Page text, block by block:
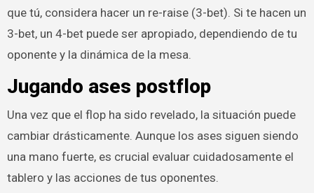
que tú, considera hacer un re-raise (3-bet). Si te hacen un
3-bet, un 4-bet puede ser apropiado, dependiendo de tu
oponente y la dinámica de la mesa.
Jugando ases postflop
Una vez que el flop ha sido revelado, la situación puede
cambiar drásticamente. Aunque los ases siguen siendo
una mano fuerte, es crucial evaluar cuidadosamente el
tablero y las acciones de tus oponentes.